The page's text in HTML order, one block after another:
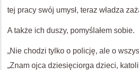
tej pracy swój umysł, teraz władza
A także ich duszy, pomyślałem sobie.
„Nie chodzi tylko o policję, ale o
„Znam ojca dziesięciorga dzieci,